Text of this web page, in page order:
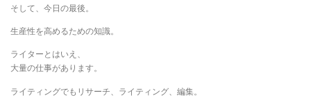
そして、今日の最後。
生産性を高めるための知識。
ライターとはいえ、
大量の仕事があります。
ライティングでもリサーチ、ライティング、編集。